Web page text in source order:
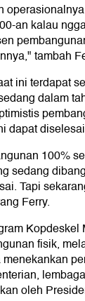
an kalau
tambah
ini terdapat
dalam
dapat
100%
sedang
Tapi
Ferry.
Kopdeskel
fisik,
oleh